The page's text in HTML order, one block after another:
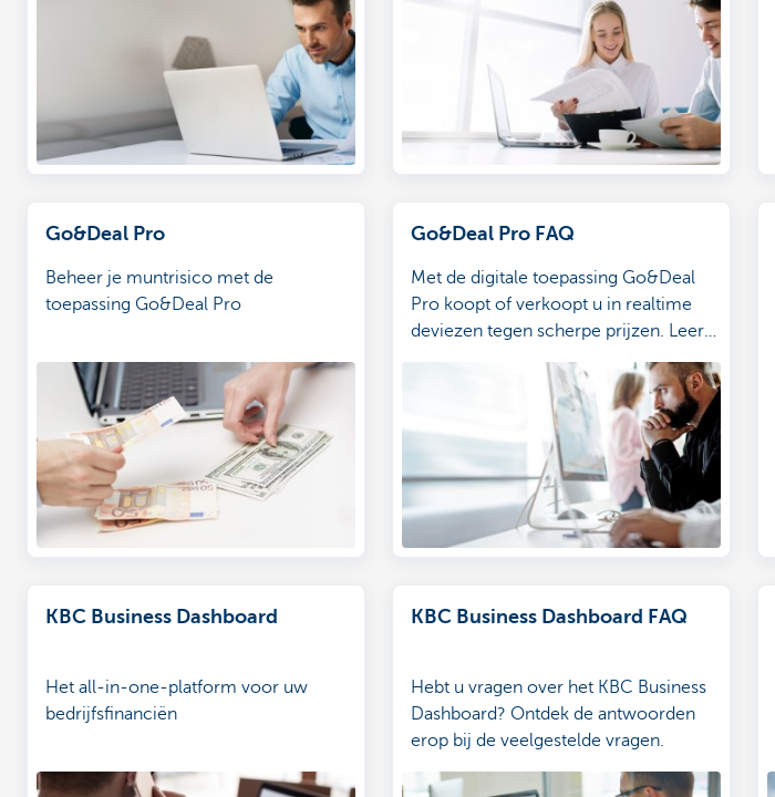
Go&Deal Pro
Beheer je muntrisico met de
toepassing Go&Deal Pro
Go&Deal Pro FAQ
Met de digitale toepassing Go&Deal
Pro koopt of verkoopt u in realtime
deviezen tegen scherpe prijzen. Leer
Lees hier het antwoord op enkele
veelgestelde vragen.
KBC Business Dashboard
Het all-in-one-platform voor uw
bedrijfsfinanciën
KBC Business Dashboard FAQ
Hebt u vragen over het KBC Business
Dashboard? Ontdek de antwoorden
erop bij de veelgestelde vragen.